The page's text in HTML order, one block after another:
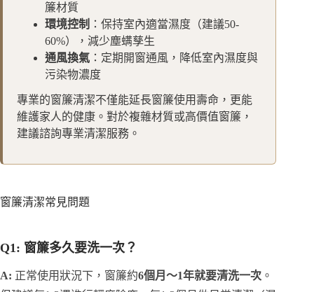
簾材質
環境控制 ：保持室內適當濕度（建議50-
60%），減少塵螨孳生
通風換氣 ：定期開窗通風，降低室內濕度與
污染物濃度
專業的窗簾清潔不僅能延長窗簾使用壽命，更能
維護家人的健康。對於複雜材質或高價值窗簾，
建議諮詢專業清潔服務。
窗簾清潔常見問題
Q1: 窗簾多久要洗一次？
A: 正常使用狀況下，窗簾約6個月～1年就要清洗一次 。